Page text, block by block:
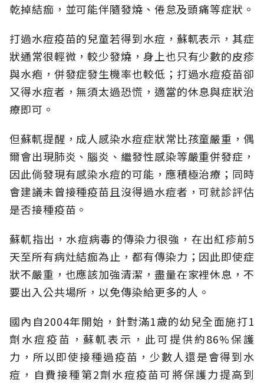
乾掉結痂，並可能伴隨發燒、倦怠及頭痛等症狀。
打過水痘疫苗的兒童若得到水痘，蘇軏表示，其症
狀通常很輕微，較少發燒，身上也只有少數的皮疹
與水疱，併發症發生機率也較低；打過水痘疫苗卻
又得水痘者，無須太過恐慌，適當的休息與症狀治
療即可。
但蘇軏提醒，成人感染水痘症狀常比孩童嚴重，偶
爾會出現肺炎、腦炎、繼發性感染等嚴重併發症，
因此倘發現有感染水痘的可能，應積極治療；同時
會建議未曾接種疫苗且沒得過水痘者，可就診評估
是否接種疫苗。
蘇軏指出，水痘病毒的傳染力很強，在出紅疹前5
天至所有病灶結痂為止，都有傳染力；因此即使症
狀不嚴重，也應該加強清潔，盡量在家裡休息，不
要出入公共場所，以免傳染給更多的人。
國內自2004年開始，針對滿1歲的幼兒全面施打1
劑水痘疫苗，蘇軏表示，此可提供約86%保護
力，所以即使接種過疫苗，少數人還是會得到水
痘，自費接種第2劑水痘疫苗可將保護力提高到